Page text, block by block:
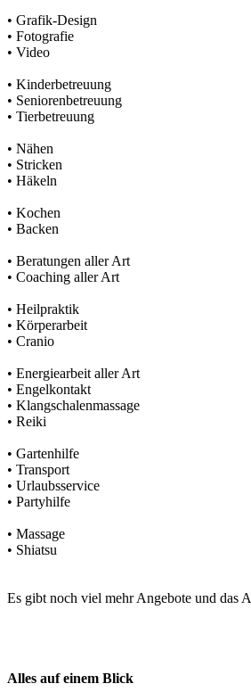
• Grafik-Design
• Fotografie
• Video
• Kinderbetreuung
• Seniorenbetreuung
• Tierbetreuung
• Nähen
• Stricken
• Häkeln
• Kochen
• Backen
• Beratungen aller Art
• Coaching aller Art
• Heilpraktik
• Körperarbeit
• Cranio
• Energiearbeit aller Art
• Engelkontakt
• Klangschalenmassage
• Reiki
• Gartenhilfe
• Transport
• Urlaubsservice
• Partyhilfe
• Massage
• Shiatsu
Es gibt noch viel mehr Angebote und das
Alles auf einem Blick